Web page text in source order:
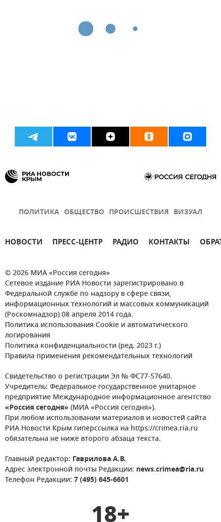
ПОЛИТИКА ОБЩЕСТВО ПРОИСШЕСТВИЯ ВИЗУАЛ
НОВОСТИ ПРЕСС-ЦЕНТР РАДИО КОНТАКТЫ
© 2026 МИА «Россия сегодня»
Сетевое издание РИА Новости зарегистрировано в
Федеральной службе по надзору в сфере связи,
информационных технологий и массовых коммуникаций
(Роскомнадзор) 08 апреля 2014 года.
Политика использования Cookie и автоматического
логирования
Политика конфиденциальности (ред. 2023 г.)
Правила применения рекомендательных технологий
Свидетельство о регистрации Эл № ФС77-57640.
Учредитель: Федеральное государственное унитарное
предприятие Международное информационное агентство
«Россия сегодня» (МИА «Россия сегодня»).
При любом использовании материалов и новостей сайта
РИА Новости Крым гиперссылка на https://crimea.ria.ru
обязательна не ниже второго абзаца текста.
Главный редактор: Гаврилова А.В.
Адрес электронной почты Редакции: news.crimea@ria.ru
Телефон Редакции: 7 (495) 645-6601